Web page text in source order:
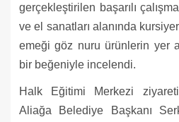
gerçekleştirilen başarılı
ve el sanatları alanında
emeği göz nuru ürünlerin yer
bir beğeniyle incelendi.
Halk Eğitimi Merkezi
Aliağa Belediye Başkanı